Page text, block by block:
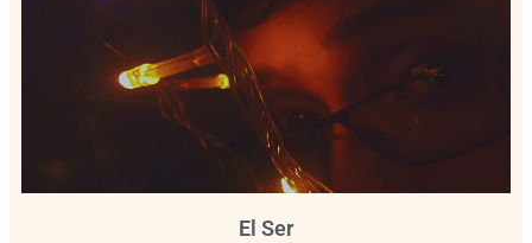
El Ser